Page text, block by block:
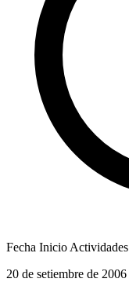
Fecha Inicio Actividades
20 de setiembre de 2006